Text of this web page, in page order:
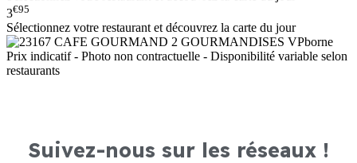
3€95
Sélectionnez votre restaurant et découvrez la carte du jour
Prix indicatif - Photo non contractuelle - Disponibilité variable selon
restaurants
Suivez-nous sur les réseaux !